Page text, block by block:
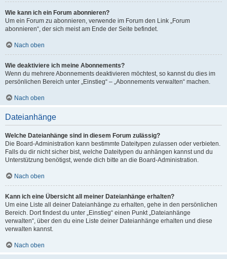
Wie kann ich ein Forum abonnieren?
Um ein Forum zu abonnieren, verwende im Forum den Link „Forum
abonnieren“, der sich meist am Ende der Seite befindet.
Nach oben
Wie deaktiviere ich meine Abonnements?
Wenn du mehrere Abonnements deaktivieren möchtest, so kannst du dies im
persönlichen Bereich unter „Einstieg“ – „Abonnements verwalten“ machen.
Nach oben
Dateianhänge
Welche Dateianhänge sind in diesem Forum zulässig?
Die Board-Administration kann bestimmte Dateitypen zulassen oder verbieten.
Falls du dir nicht sicher bist, welche Dateitypen du anhängen kannst und du
Unterstützung benötigst, wende dich bitte an die Board-Administration.
Nach oben
Kann ich eine Übersicht all meiner Dateianhänge erhalten?
Um eine Liste all deiner Dateianhänge zu erhalten, gehe in den persönlichen
Bereich. Dort findest du unter „Einstieg“ einen Punkt „Dateianhänge
verwalten“, über den du eine Liste deiner Dateianhänge erhalten und diese
verwalten kannst.
Nach oben